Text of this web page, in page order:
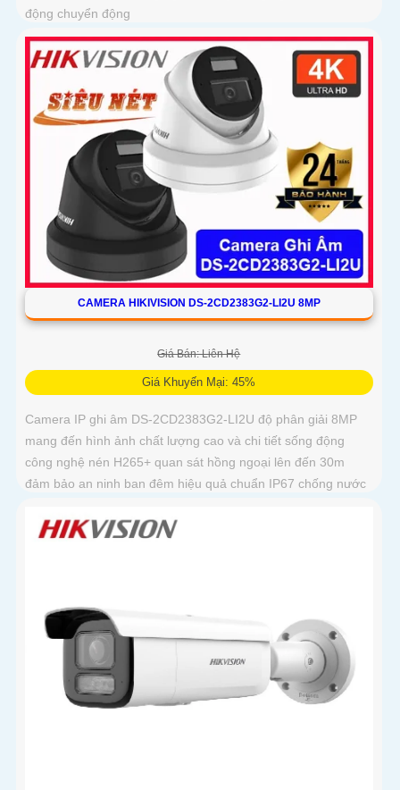
động chuyển động
CAMERA HIKIVISION DS-2CD2383G2-LI2U 8MP
Giá Bán: Liên Hệ
Giá Khuyến Mại: 45%
Camera IP ghi âm DS-2CD2383G2-LI2U độ phân giải 8MP
mang đến hình ảnh chất lượng cao và chi tiết sống động
công nghệ nén H265+ quan sát hồng ngoại lên đến 30m
đảm bảo an ninh ban đêm hiệu quả chuẩn IP67 chống nước
môi trường.